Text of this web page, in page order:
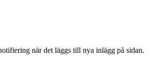
när det läggs till nya inlägg på sidan.